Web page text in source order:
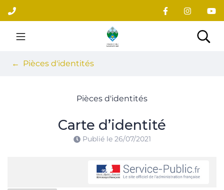
Aller
au
contenu
Site officiel du village
Pièces d'identités
Pièces d'identités
Carte d’identité
Publié le 26/07/2021